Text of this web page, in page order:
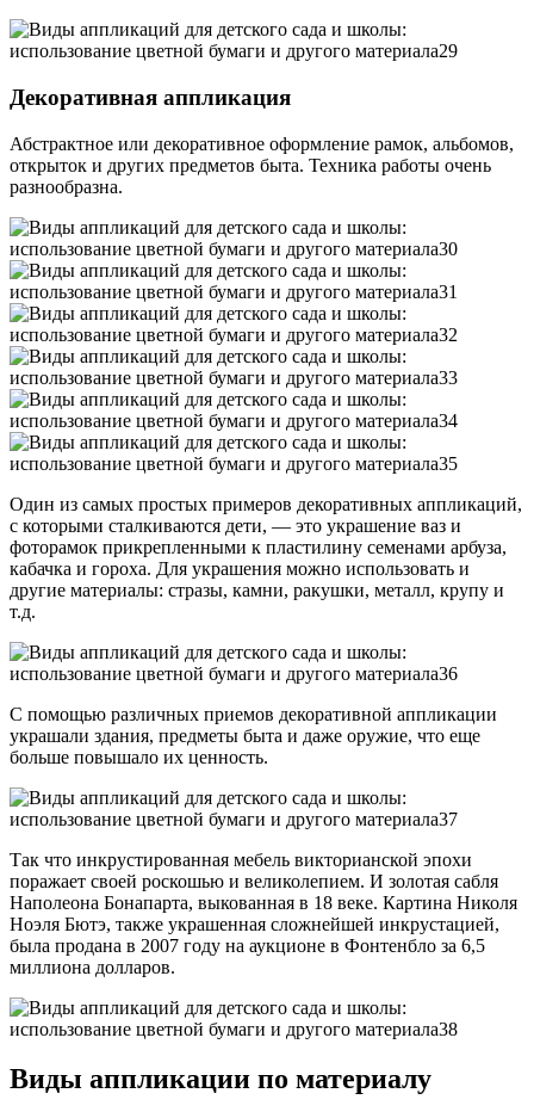
Декоративная аппликация
Абстрактное или декоративное оформление рамок, альбомов,
открыток и других предметов быта. Техника работы очень
разнообразна.
Один из самых простых примеров декоративных аппликаций,
с которыми сталкиваются дети, — это украшение ваз и
фоторамок прикрепленными к пластилину семенами арбуза,
кабачка и гороха. Для украшения можно использовать и
другие материалы: стразы, камни, ракушки, металл, крупу и
т.д.
С помощью различных приемов декоративной аппликации
украшали здания, предметы быта и даже оружие, что еще
больше повышало их ценность.
Так что инкрустированная мебель викторианской эпохи
поражает своей роскошью и великолепием. И золотая сабля
Наполеона Бонапарта, выкованная в 18 веке. Картина Николя
Ноэля Бютэ, также украшенная сложнейшей инкрустацией,
была продана в 2007 году на аукционе в Фонтенбло за 6,5
миллиона долларов.
Виды аппликации по материалу